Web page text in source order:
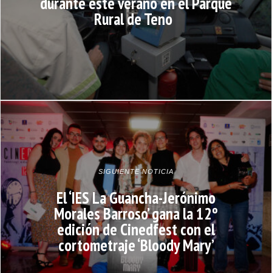
Rural de Teno
SIGUIENTE NOTICIA
El ‘IES La Guancha-Jerónimo
Morales Barroso’ gana la 12º
edición de Cinedfest con el
cortometraje ‘Bloody Mary’